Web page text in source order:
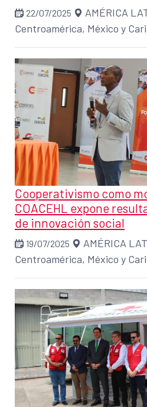
22/07/2025 AMÉRICA
Centroamérica, México y
Cooperativismo como
COACEHL expone
de innovación social
19/07/2025 AMÉRICA
Centroamérica, México y